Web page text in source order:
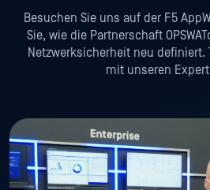
Besuchen Sie uns auf der F5
Sie, wie die Partnerschaft
Netzwerksicherheit neu definiert.
mit unseren